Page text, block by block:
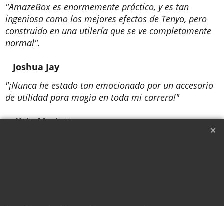
"AmazeBox es enormemente práctico, y es tan
ingeniosa como los mejores efectos de Tenyo, pero
construido en una utilería que se ve completamente
normal".
Joshua Jay
"¡Nunca he estado tan emocionado por un accesorio
de utilidad para magia en toda mi carrera!"
Kyle Marlett